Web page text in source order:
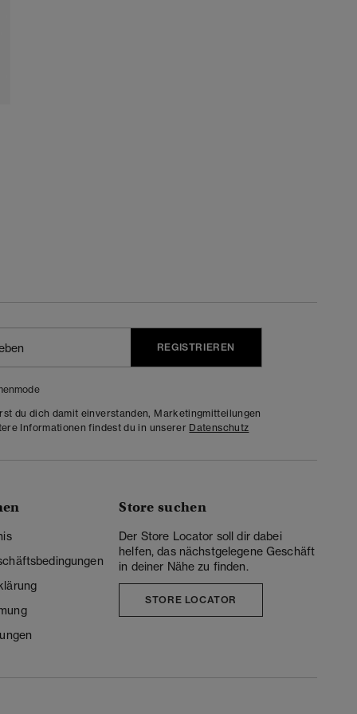
REGISTRIEREN
du dich damit einverstanden, Marketingmitteilungen
Informationen findest du in unserer Datenschutz
Store suchen
Der Store Locator soll dir dabei
helfen, das nächstgelegene Geschäft
in deiner Nähe zu finden.
STORE LOCATOR